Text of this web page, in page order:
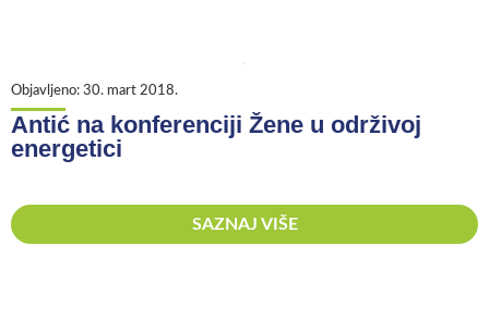
Objavljeno: 30. mart 2018.
Antić na konferenciji Žene u održivoj
energetici
SAZNAJ VIŠE